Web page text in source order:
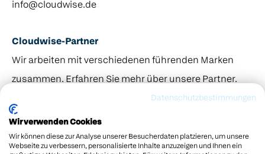
info@cloudwise.de
Cloudwise-Partner
Wir arbeiten mit verschiedenen führenden Marken
zusammen. Erfahren Sie mehr über unsere Partner.
© 2013–2026 Odin Gruppe. Cloudwise gehört zur Odin
Groep.
Datenschutzbestimmungen
Wir verwenden Cookies
Wir können diese zur Analyse unserer Besucherdaten platzieren, um unsere
Webseite zu verbessern, personalisierte Inhalte anzuzeigen und Ihnen ein